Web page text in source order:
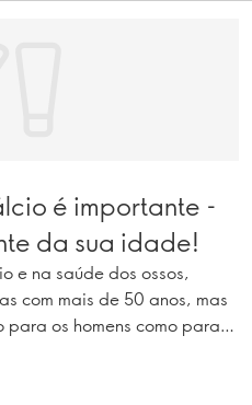
é importante -
da sua idade!
e na saúde dos ossos,
com mais de 50 anos, mas
os homens como para
é que o cálcio é